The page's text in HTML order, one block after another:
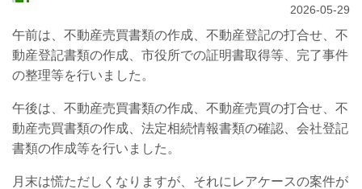
2026-05-29
午前は、不動産売買書類の作成、不動産登記の打合せ、不
動産登記書類の作成、市役所での証明書取得等、完了事件
の整理等を行いました。
午後は、不動産売買書類の作成、不動産売買の打合せ、不
動産売買書類の作成、法定相続情報書類の確認、会社登記
書類の作成等を行いました。
月末は慌ただしくなりますが、それにレアケースの案件が